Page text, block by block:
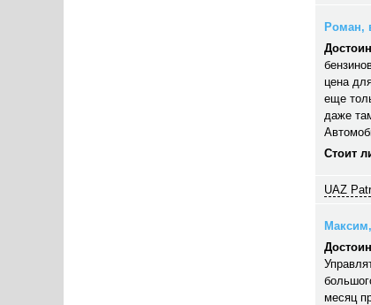
Роман,
цена
еще
даже
Стоит
UAZ
месяц